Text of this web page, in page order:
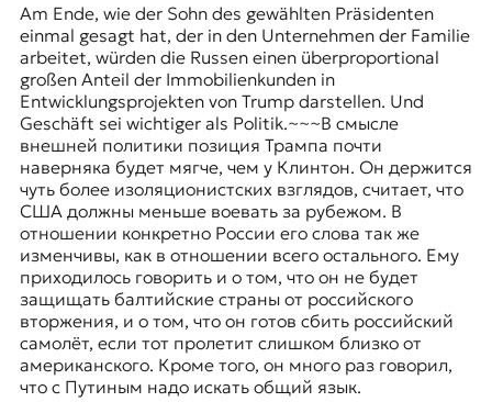
Am Ende, wie der Sohn des gewählten Präsidenten
einmal gesagt hat, der in den Unternehmen der Familie
arbeitet, würden die Russen einen überproportional
großen Anteil der Immobilienkunden in
Entwicklungsprojekten von Trump darstellen. Und
Geschäft sei wichtiger als Politik.~~~В смысле
внешней политики позиция Трампа почти
наверняка будет мягче, чем у Клинтон. Он держится
чуть более изоляционистских взглядов, считает, что
США должны меньше воевать за рубежом. В
отношении конкретно России его слова так же
изменчивы, как в отношении всего остального. Ему
приходилось говорить и о том, что он не будет
защищать балтийские страны от российского
вторжения, и о том, что он готов сбить российский
самолёт, если тот пролетит слишком близко от
американского. Кроме того, он много раз говорил,
что с Путиным надо искать общий язык.